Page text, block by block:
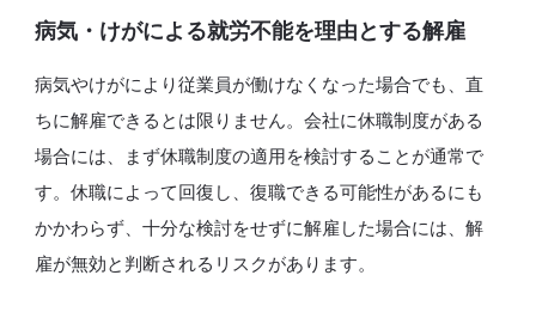
病気・けがによる就労不能を理由とする解雇
病気やけがにより従業員が働けなくなった場合でも、直
ちに解雇できるとは限りません。会社に休職制度がある
場合には、まず休職制度の適用を検討することが通常で
す。休職によって回復し、復職できる可能性があるにも
かかわらず、十分な検討をせずに解雇した場合には、解
雇が無効と判断されるリスクがあります。